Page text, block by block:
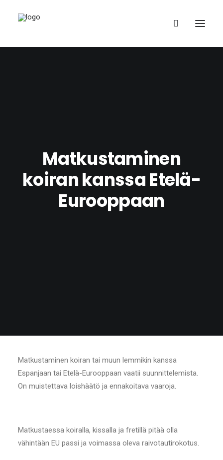
Matkustaminen
koiran kanssa Etelä-
Eurooppaan
Matkustaminen koiran tai muun lemmikin kanssa
Espanjaan tai Etelä-Eurooppaan vaatii suunnittelemista.
On muistettava loishäätö ja ennakoitava vaaroja.
Matkustaessa koiralla, kissalla ja fretillä pitää olla
vähintään EU passi ja voimassa oleva raivotautirokotus.